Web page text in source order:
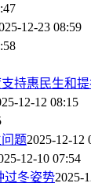
12-23 08:59
持惠民生和提
12-12 08:15
题2025-12-12
12-10 07:54
过冬姿势2025-